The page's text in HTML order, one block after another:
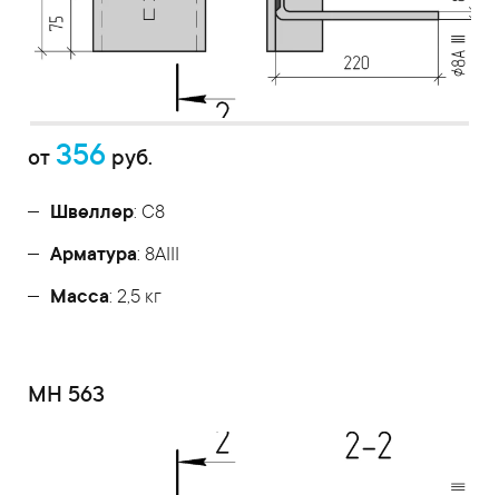
от 356 руб.
Швеллер: С8
Арматура: 8AIII
Масса: 2,5 кг
МН 563